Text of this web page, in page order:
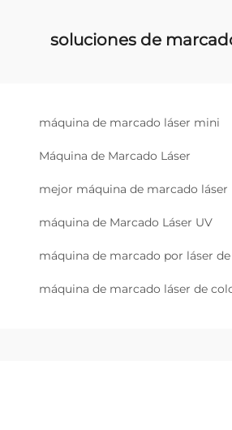
soluciones de
máquina de marcado láser mini
Máquina de Marcado Láser
mejor máquina de marcado láser
máquina de Marcado Láser UV
máquina de marcado por láser
máquina de marcado láser de